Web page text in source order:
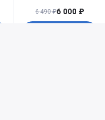
6 490 ₽6 000 ₽